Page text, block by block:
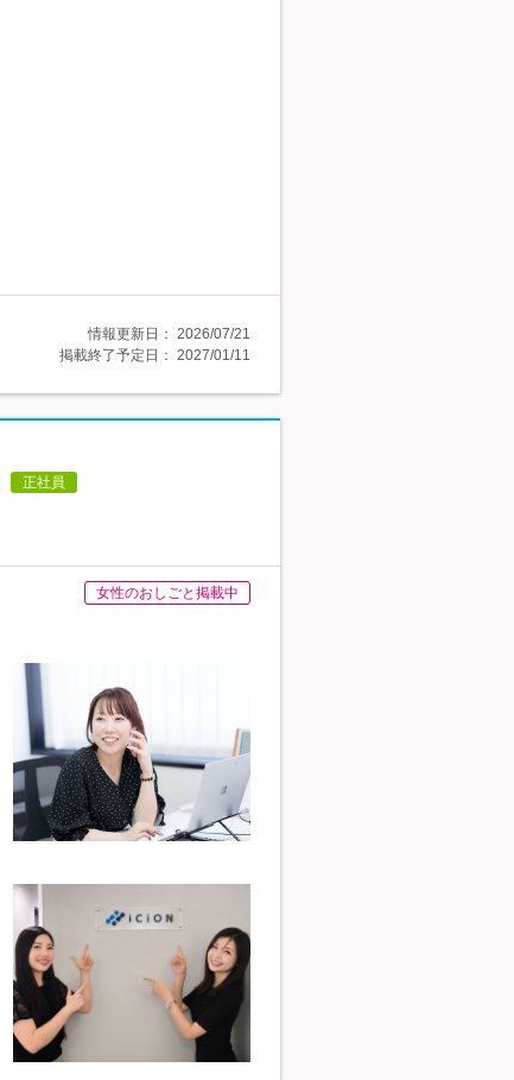
情報更新日： 2026/07/21
掲載終了予定日： 2027/01/11
正社員
女性のおしごと掲載中